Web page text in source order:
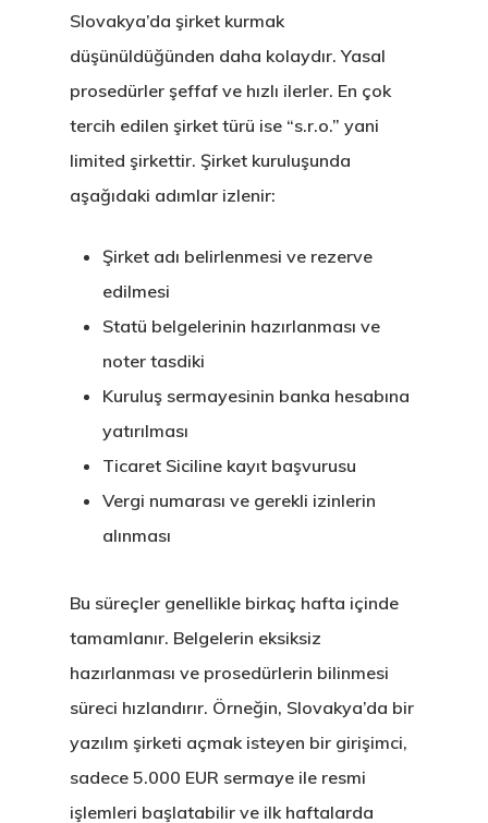
Slovakya’da şirket kurmak
düşünüldüğünden daha kolaydır. Yasal
prosedürler şeffaf ve hızlı ilerler. En çok
tercih edilen şirket türü ise “s.r.o.” yani
limited şirkettir. Şirket kuruluşunda
aşağıdaki adımlar izlenir:
Şirket adı belirlenmesi ve rezerve
edilmesi
Statü belgelerinin hazırlanması ve
noter tasdiki
Kuruluş sermayesinin banka hesabına
yatırılması
Ticaret Siciline kayıt başvurusu
Vergi numarası ve gerekli izinlerin
alınması
Bu süreçler genellikle birkaç hafta içinde
tamamlanır. Belgelerin eksiksiz
hazırlanması ve prosedürlerin bilinmesi
süreci hızlandırır. Örneğin, Slovakya’da bir
yazılım şirketi açmak isteyen bir girişimci,
sadece 5.000 EUR sermaye ile resmi
işlemleri başlatabilir ve ilk haftalarda